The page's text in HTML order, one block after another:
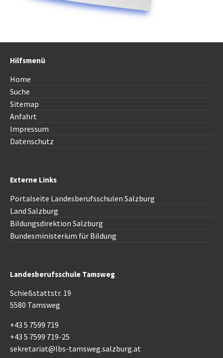
Hilfsmenü
Home
Suche
Sitemap
Anfahrt
Impressum
Datenschutz
Externe Links
Portalseite Landesberufsschulen Salzburg
Land Salzburg
Bildungsdirektion Salzburg
Bundesministerium für Bildung
Landesberufsschule Tamsweg
Schießstattstr. 19
5580 Tamsweg
+43 5 7599 719
+43 5 7599 719-25
sekretariat@lbs-tamsweg.salzburg.at